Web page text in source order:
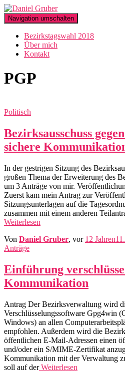
Navigation umschalten
Bezirkstagswahl 2018
Über mich
Kontakt
PGP
Politisch
Bezirksausschuss
sichere
In der gestrigen Sitzung des
großen Thema der Erweiterung des
um 3 Anträge von mir.
Zuerst kam mein Antrag zur
Sitzungsunterlagen auf die
zusammen mit einem anderen
Weiterlesen
Von Daniel Gruber, vor 12 Jahren
Anträge
Einführung
Kommunikation
Antrag Der Bezirksverwaltung wird
Verschlüsselungssoftware Gpg4win
Windows) an allen
empfohlen. Außerdem wird die
öffentlichen E-Mail-Adressen einen
und/oder ein S/MIME-Zertifikat
Kommunikation mit der Verwaltung
soll auf derWeiterlesen